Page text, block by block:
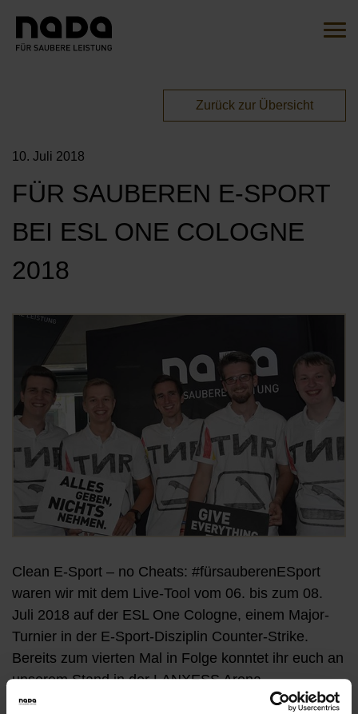
HOME
UNSERE BOTSCHAFTER*INNEN
UNSERE PARTNER*INNEN
Zurück zur Übersicht
10. Juli 2018
FÜR SAUBEREN E-SPORT
BEI ESL ONE COLOGNE
2018
Clean E-Sport – no Cheats: #fürsauberenESport
waren wir mit dem Live-Tool vom 06. bis zum 08.
Juli 2018 auf der ESL One Cologne, einem Major-
Turnier in der E-Sport-Disziplin Counter-Strike.
Bereits zum vierten Mal in Folge konntet ihr euch an
unserem Stand in der LANXESS Arena
#fürsaubereLeistung bekennen. Das haben einige